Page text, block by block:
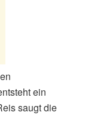
ein
saugt die